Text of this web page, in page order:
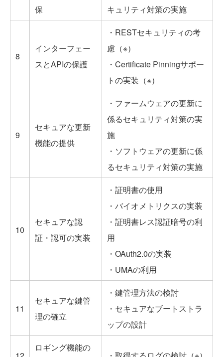
保
キュリティ対策の実施
8
インターフェー
スとAPIの保護
・RESTセキュリティの考
慮（※）
・Certificate Pinningサポー
トの実装（※）
9
セキュアな更新
機能の提供
・ファームウェアの更新に
係るセキュリティ対策の実
施
・ソフトウェアの更新に係
るセキュリティ対策の実施
10
セキュアな認
証・認可の実装
・証明書の使用
・バイオメトリクスの実装
・証明書レス認証暗号の利
用
・OAuth2.0の実装
・UMAの利用
11
セキュアな鍵管
理の確立
・鍵管理方法の検討
・セキュアなブートストラ
ップの設計
ロギング機能の